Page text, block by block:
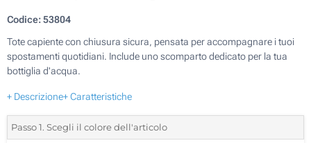
Codice:53804
Tote capiente con chiusura sicura, pensata per accompagnare i tuoi
spostamenti quotidiani. Include uno scomparto dedicato per la tua
bottiglia d'acqua.
+ Descrizione+ Caratteristiche
Passo 1. Scegli il colore dell'articolo